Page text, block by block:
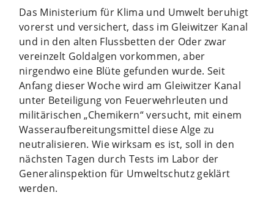
Das Ministerium für Klima und Umwelt beruhigt
vorerst und versichert, dass im Gleiwitzer Kanal
und in den alten Flussbetten der Oder zwar
vereinzelt Goldalgen vorkommen, aber
nirgendwo eine Blüte gefunden wurde. Seit
Anfang dieser Woche wird am Gleiwitzer Kanal
unter Beteiligung von Feuerwehrleuten und
militärischen „Chemikern“ versucht, mit einem
Wasseraufbereitungsmittel diese Alge zu
neutralisieren. Wie wirksam es ist, soll in den
nächsten Tagen durch Tests im Labor der
Generalinspektion für Umweltschutz geklärt
werden.